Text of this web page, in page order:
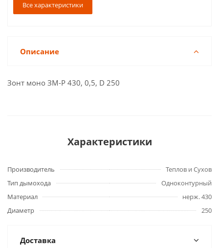
Все характеристики
Описание
Зонт моно ЗМ-Р 430, 0,5, D 250
Характеристики
Производитель
Теплов и Сухов
Тип дымохода
Одноконтурный
Материал
нерж. 430
Диаметр
250
Доставка